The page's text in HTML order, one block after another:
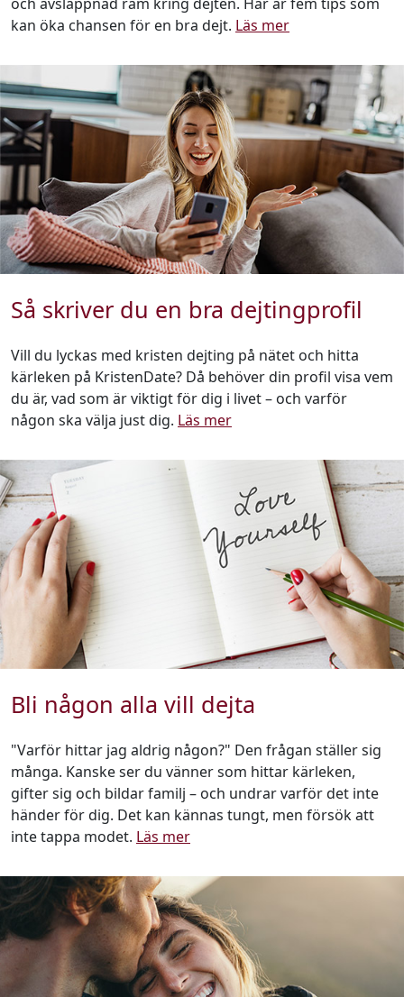
kan öka chansen för en bra dejt. Läs mer
Så skriver du en bra dejtingprofil
Vill du lyckas med kristen dejting på nätet och hitta
kärleken på KristenDate? Då behöver din profil visa vem
du är, vad som är viktigt för dig i livet – och varför
någon ska välja just dig. Läs mer
Bli någon alla vill dejta
"Varför hittar jag aldrig någon?" Den frågan ställer sig
många. Kanske ser du vänner som hittar kärleken,
gifter sig och bildar familj – och undrar varför det inte
händer för dig. Det kan kännas tungt, men försök att
inte tappa modet. Läs mer